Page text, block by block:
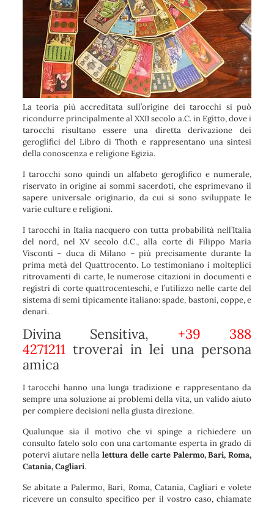
La teoria più accreditata sull’origine dei tarocchi si può
ricondurre principalmente al XXII secolo a.C. in Egitto, dove i
tarocchi risultano essere una diretta derivazione dei
geroglifici del Libro di Thoth e rappresentano una sintesi
della conoscenza e religione Egizia.
I tarocchi sono quindi un alfabeto geroglifico e numerale,
riservato in origine ai sommi sacerdoti, che esprimevano il
sapere universale originario, da cui si sono sviluppate le
varie culture e religioni.
I tarocchi in Italia nacquero con tutta probabilità nell’Italia
del nord, nel XV secolo d.C., alla corte di Filippo Maria
Visconti – duca di Milano – più precisamente durante la
prima metà del Quattrocento. Lo testimoniano i molteplici
ritrovamenti di carte, le numerose citazioni in documenti e
registri di corte quattrocenteschi, e l’utilizzo nelle carte del
sistema di semi tipicamente italiano: spade, bastoni, coppe, e
denari.
Divina Sensitiva, +39 388
4271211 troverai in lei una persona
amica
I tarocchi hanno una lunga tradizione e rappresentano da
sempre una soluzione ai problemi della vita, un valido aiuto
per compiere decisioni nella giusta direzione.
Qualunque sia il motivo che vi spinge a richiedere un
consulto fatelo solo con una cartomante esperta in grado di
potervi aiutare nellalettura delle carte Palermo, Bari, Roma,
Catania, Cagliari.
Se abitate a Palermo, Bari, Roma, Catania, Cagliari e volete
ricevere un consulto specifico per il vostro caso, chiamate